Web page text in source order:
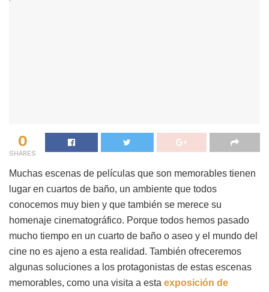
0
SHARES
Muchas escenas de películas que son memorables tienen
lugar en cuartos de baño, un ambiente que todos
conocemos muy bien y que también se merece su
homenaje cinematográfico. Porque todos hemos pasado
mucho tiempo en un cuarto de baño o aseo y el mundo del
cine no es ajeno a esta realidad. También ofreceremos
algunas soluciones a los protagonistas de estas escenas
memorables, como una visita a esta exposición de